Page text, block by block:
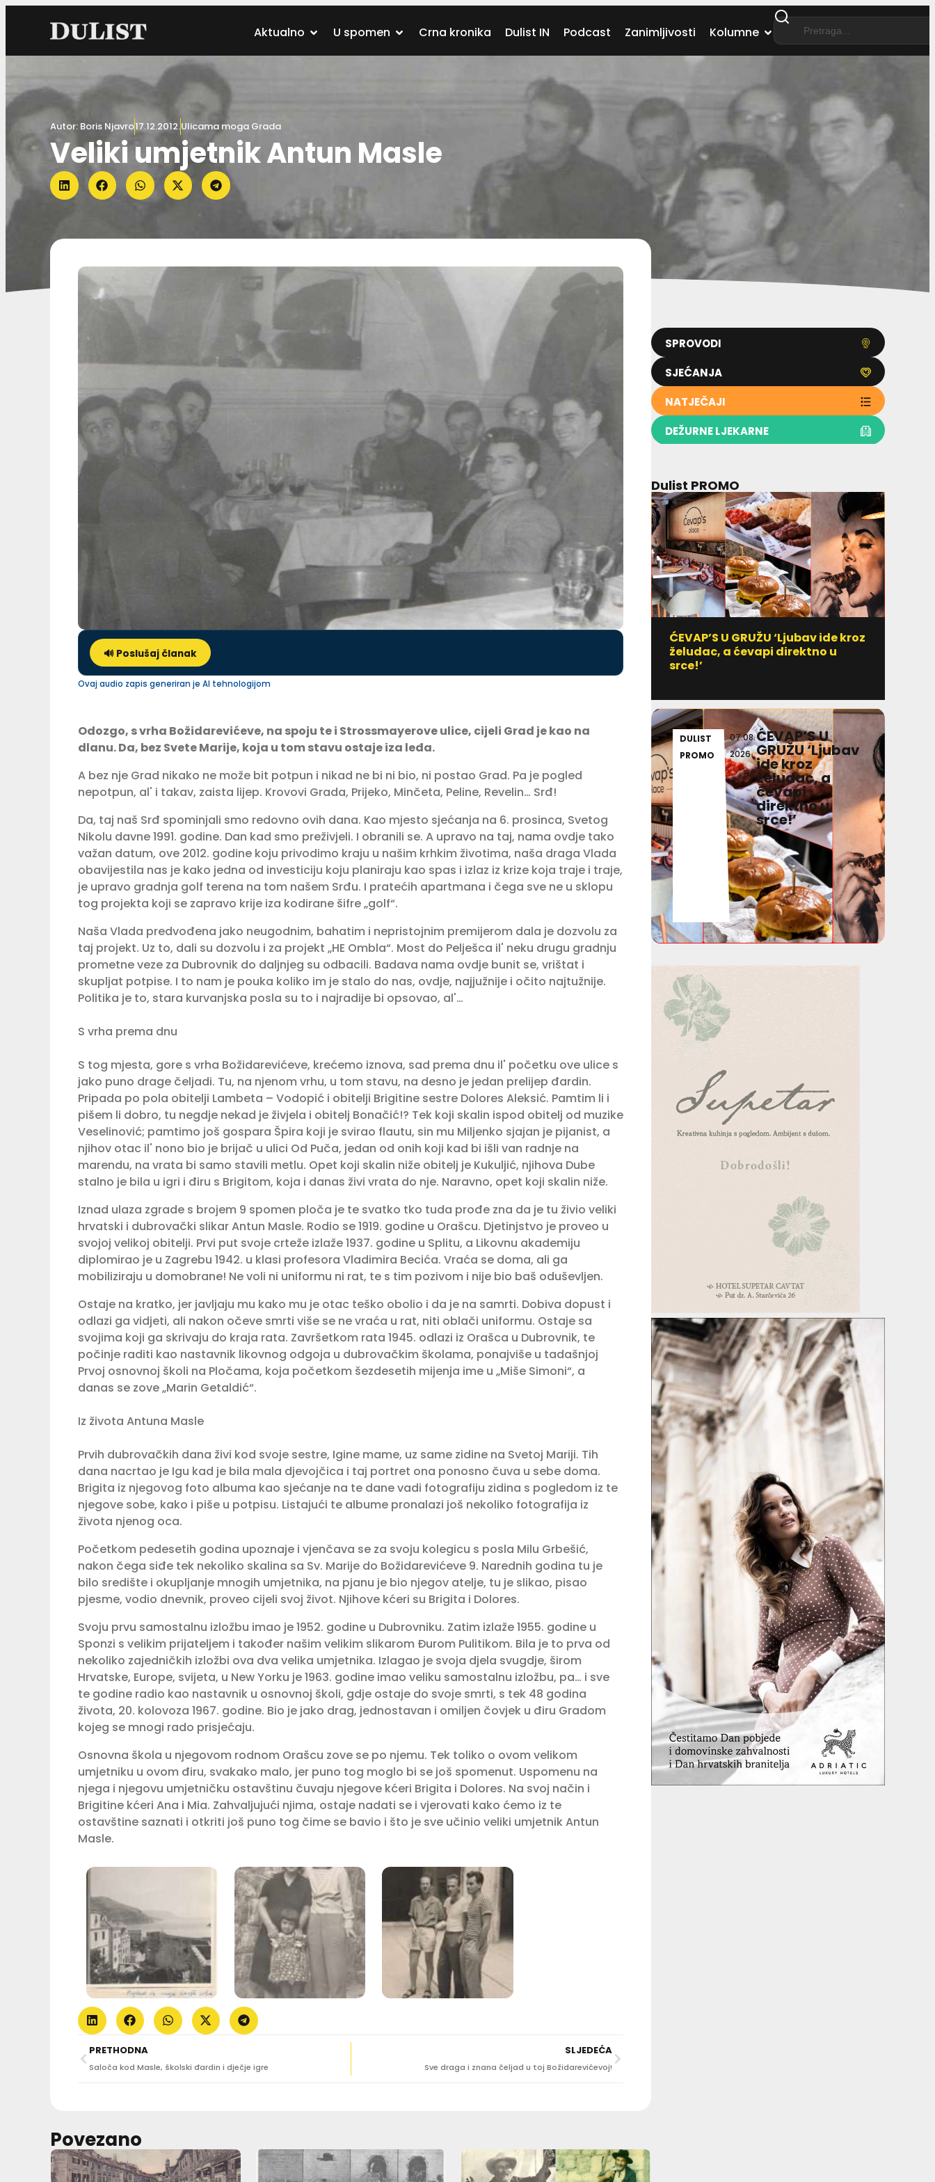
Aktualno U spomen Crna kronika Dulist IN Podcast Zanimljivosti Kolumne
Autor: Boris Njavro17.12.2012.Ulicama moga Grada
Veliki umjetnik Antun Masle
🔊 Poslušaj članak
Ovaj audio zapis generiran je AI tehnologijom
Odozgo, s vrha Božidarevićeve, na spoju te i Strossmayerove ulice, cijeli Grad je kao na
dlanu. Da, bez Svete Marije, koja u tom stavu ostaje iza leđa.
A bez nje Grad nikako ne može bit potpun i nikad ne bi ni bio, ni postao Grad. Pa je pogled
nepotpun, al' i takav, zaista lijep. Krovovi Grada, Prijeko, Minčeta, Peline, Revelin… Srđ!
Da, taj naš Srđ spominjali smo redovno ovih dana. Kao mjesto sjećanja na 6. prosinca, Svetog
Nikolu davne 1991. godine. Dan kad smo preživjeli. I obranili se. A upravo na taj, nama ovdje tako
važan datum, ove 2012. godine koju privodimo kraju u našim krhkim životima, naša draga Vlada
obavijestila nas je kako jedna od investiciju koju planiraju kao spas i izlaz iz krize koja traje i traje,
je upravo gradnja golf terena na tom našem Srđu. I pratećih apartmana i čega sve ne u sklopu
tog projekta koji se zapravo krije iza kodirane šifre „golf“.
Naša Vlada predvođena jako neugodnim, bahatim i nepristojnim premijerom dala je dozvolu za
taj projekt. Uz to, dali su dozvolu i za projekt „HE Ombla“. Most do Pelješca il' neku drugu gradnju
prometne veze za Dubrovnik do daljnjeg su odbacili. Badava nama ovdje bunit se, vrištat i
skupljat potpise. I to nam je pouka koliko im je stalo do nas, ovdje, najjužnije i očito najtužnije.
Politika je to, stara kurvanjska posla su to i najradije bi opsovao, al'…
S vrha prema dnu
S tog mjesta, gore s vrha Božidarevićeve, krećemo iznova, sad prema dnu il' početku ove ulice s
jako puno drage čeljadi. Tu, na njenom vrhu, u tom stavu, na desno je jedan prelijep đardin.
Pripada po pola obitelji Lambeta – Vodopić i obitelji Brigitine sestre Dolores Aleksić. Pamtim li i
pišem li dobro, tu negdje nekad je živjela i obitelj Bonačić!? Tek koji skalin ispod obitelj od muzike
Veselinović; pamtimo još gospara Špira koji je svirao flautu, sin mu Miljenko sjajan je pijanist, a
njihov otac il' nono bio je brijač u ulici Od Puča, jedan od onih koji kad bi išli van radnje na
marendu, na vrata bi samo stavili metlu. Opet koji skalin niže obitelj je Kukuljić, njihova Dube
stalno je bila u igri i điru s Brigitom, koja i danas živi vrata do nje. Naravno, opet koji skalin niže.
Iznad ulaza zgrade s brojem 9 spomen ploča je te svatko tko tuda prođe zna da je tu živio veliki
hrvatski i dubrovački slikar Antun Masle. Rodio se 1919. godine u Orašcu. Djetinjstvo je proveo u
svojoj velikoj obitelji. Prvi put svoje crteže izlaže 1937. godine u Splitu, a Likovnu akademiju
diplomirao je u Zagrebu 1942. u klasi profesora Vladimira Becića. Vraća se doma, ali ga
mobiliziraju u domobrane! Ne voli ni uniformu ni rat, te s tim pozivom i nije bio baš oduševljen.
Ostaje na kratko, jer javljaju mu kako mu je otac teško obolio i da je na samrti. Dobiva dopust i
odlazi ga vidjeti, ali nakon očeve smrti više se ne vraća u rat, niti oblači uniformu. Ostaje sa
svojima koji ga skrivaju do kraja rata. Završetkom rata 1945. odlazi iz Orašca u Dubrovnik, te
počinje raditi kao nastavnik likovnog odgoja u dubrovačkim školama, ponajviše u tadašnjoj
Prvoj osnovnoj školi na Pločama, koja početkom šezdesetih mijenja ime u „Miše Simoni“, a
danas se zove „Marin Getaldić“.
Iz života Antuna Masle
Prvih dubrovačkih dana živi kod svoje sestre, Igine mame, uz same zidine na Svetoj Mariji. Tih
dana nacrtao je Igu kad je bila mala djevojčica i taj portret ona ponosno čuva u sebe doma.
Brigita iz njegovog foto albuma kao sjećanje na te dane vadi fotografiju zidina s pogledom iz te
njegove sobe, kako i piše u potpisu. Listajući te albume pronalazi još nekoliko fotografija iz
života njenog oca.
Početkom pedesetih godina upoznaje i vjenčava se za svoju kolegicu s posla Milu Grbešić,
nakon čega siđe tek nekoliko skalina sa Sv. Marije do Božidarevićeve 9. Narednih godina tu je
bilo središte i okupljanje mnogih umjetnika, na pjanu je bio njegov atelje, tu je slikao, pisao
pjesme, vodio dnevnik, proveo cijeli svoj život. Njihove kćeri su Brigita i Dolores.
Svoju prvu samostalnu izložbu imao je 1952. godine u Dubrovniku. Zatim izlaže 1955. godine u
Sponzi s velikim prijateljem i također našim velikim slikarom Đurom Pulitikom. Bila je to prva od
nekoliko zajedničkih izložbi ova dva velika umjetnika. Izlagao je svoja djela svugdje, širom
Hrvatske, Europe, svijeta, u New Yorku je 1963. godine imao veliku samostalnu izložbu, pa… i sve
te godine radio kao nastavnik u osnovnoj školi, gdje ostaje do svoje smrti, s tek 48 godina
života, 20. kolovoza 1967. godine. Bio je jako drag, jednostavan i omiljen čovjek u điru Gradom
kojeg se mnogi rado prisjećaju.
Osnovna škola u njegovom rodnom Orašcu zove se po njemu. Tek toliko o ovom velikom
umjetniku u ovom điru, svakako malo, jer puno tog moglo bi se još spomenut. Uspomenu na
njega i njegovu umjetničku ostavštinu čuvaju njegove kćeri Brigita i Dolores. Na svoj način i
Brigitine kćeri Ana i Mia. Zahvaljujući njima, ostaje nadati se i vjerovati kako ćemo iz te
ostavštine saznati i otkriti još puno tog čime se bavio i što je sve učinio veliki umjetnik Antun
Masle.
PRETHODNA
Saloča kod Masle, školski đardin i dječje igre
SLJEDEĆA
Sve draga i znana čeljad u toj Božidarevićevoj!
Povezano
SPROVODI
SJEĆANJA
NATJEČAJI
DEŽURNE LJEKARNE
Dulist PROMO
ĆEVAP’S U GRUŽU ‘Ljubav ide kroz
želudac, a ćevapi direktno u
srce!’
DULIST
PROMO
07.08.
2026
ĆEVAP’S U
GRUŽU ‘Ljubav
ide kroz
želudac, a
ćevapi
direktno u
srce!’